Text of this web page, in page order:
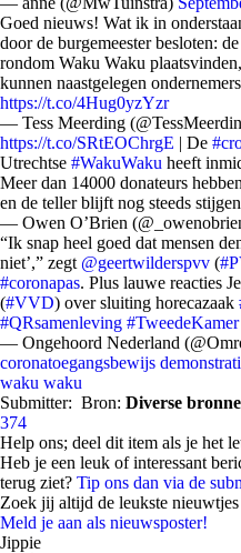
Goed nieuws! Wat ik in
door de burgemeester besloten:
rondom Waku Waku
kunnen naastgelegen
https://t.co/4Hug0yzYzr
— Tess Meerding
https://t.co/SRtEOChrgE | De
Utrechtse #WakuWaku heeft
Meer dan 14000 donateurs
en de teller blijft nog steeds
— Owen O’Brien
“Ik snap heel goed dat mensen
niet’,” zegt @geertwilderspvv (
#coronapas. Plus lauwe reacties
(#VVD) over sluiting horecazaak
#QRsamenleving #TweedeKamer
— Ongehoord Nederland
coronatoegangsbewijs
waku waku
Submitter: Bron: Diverse
374
Help ons; deel dit item als je het
Heb je een leuk of interessant
terug ziet? Tip ons dan via de
Zoek jij altijd de leukste
Meld je aan als nieuwsposter!
Jippie